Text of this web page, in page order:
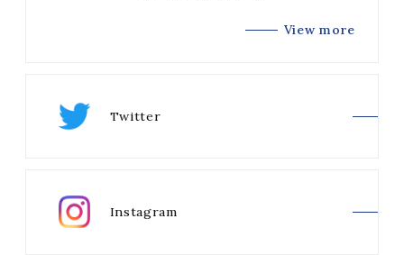
View more
Twitter
Instagram